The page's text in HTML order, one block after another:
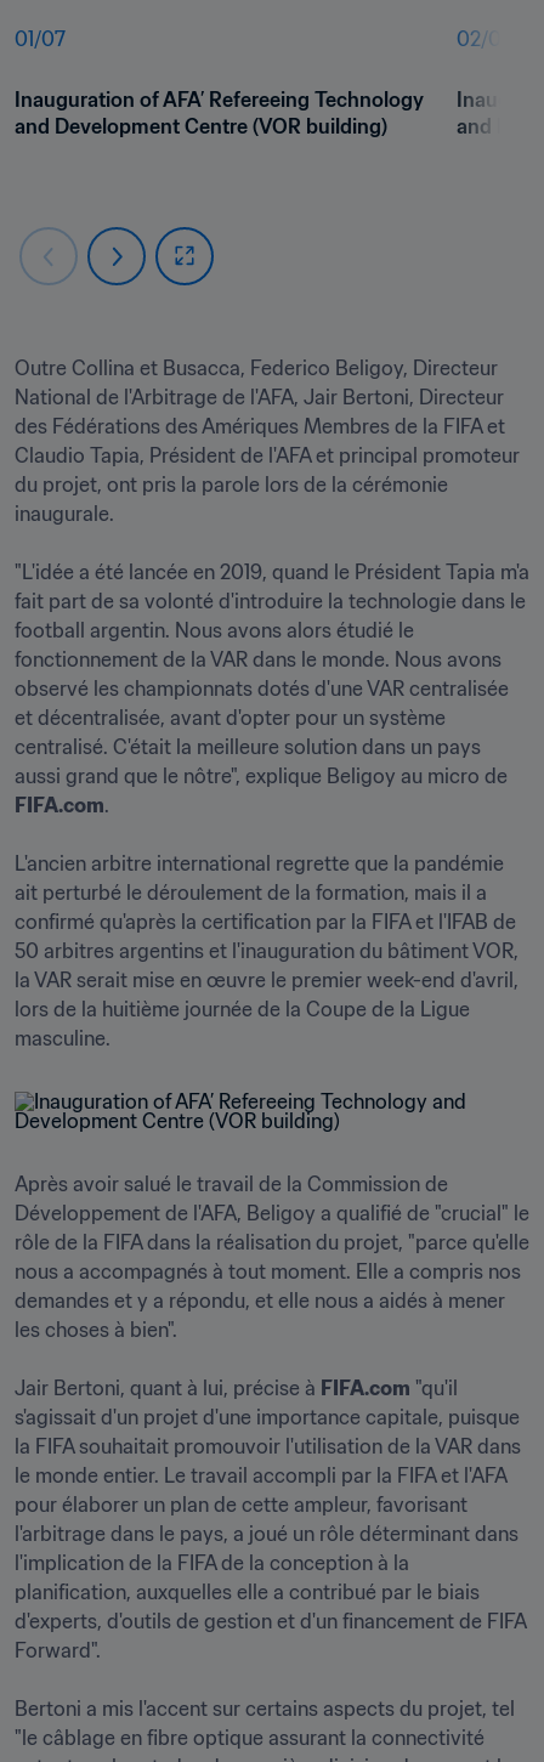
01 /07
Inauguration of AFA’ Refereeing Technology
and Development Centre (VOR building)
02/07
and
Outre Collina et Busacca, Federico Beligoy, Directeur
National de l'Arbitrage de l'AFA, Jair Bertoni, Directeur
des Fédérations des Amériques Membres de la FIFA et
Claudio Tapia, Président de l'AFA et principal promoteur
du projet, ont pris la parole lors de la cérémonie
inaugurale.
"L'idée a été lancée en 2019, quand le Président Tapia m'a
fait part de sa volonté d'introduire la technologie dans le
football argentin. Nous avons alors étudié le
fonctionnement de la VAR dans le monde. Nous avons
observé les championnats dotés d'une VAR centralisée
et décentralisée, avant d'opter pour un système
centralisé. C'était la meilleure solution dans un pays
FIFA.com.
L'ancien arbitre international regrette que la pandémie
ait perturbé le déroulement de la formation, mais il a
confirmé qu'après la certification par la FIFA et l'IFAB de
50 arbitres argentins et l'inauguration du bâtiment VOR,
la VAR serait mise en œuvre le premier week-end d'avril,
lors de la huitième journée de la Coupe de la Ligue
masculine.
Après avoir salué le travail de la Commission de
Développement de l'AFA, Beligoy a qualifié de "crucial" le
rôle de la FIFA dans la réalisation du projet, "parce qu'elle
nous a accompagnés à tout moment. Elle a compris nos
demandes et y a répondu, et elle nous a aidés à mener
les choses à bien".
Jair Bertoni, quant à lui, précise à FIFA.com "qu'il
s'agissait d'un projet d'une importance capitale, puisque
la FIFA souhaitait promouvoir l'utilisation de la VAR dans
le monde entier. Le travail accompli par la FIFA et l'AFA
pour élaborer un plan de cette ampleur, favorisant
l'arbitrage dans le pays, a joué un rôle déterminant dans
l'implication de la FIFA de la conception à la
planification, auxquelles elle a contribué par le biais
d'experts, d'outils de gestion et d'un financement de FIFA
Forward".
Bertoni a mis l'accent sur certains aspects du projet, tel
"le câblage en fibre optique assurant la connectivité